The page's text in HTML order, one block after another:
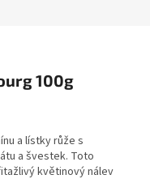
100g
a lístky růže s
a švestek. Toto
květinový nálev